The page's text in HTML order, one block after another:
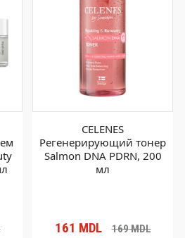
CELENES
Регенерирующий тонер
Salmon DNA PDRN, 200
мл
161 MDL 169MDL